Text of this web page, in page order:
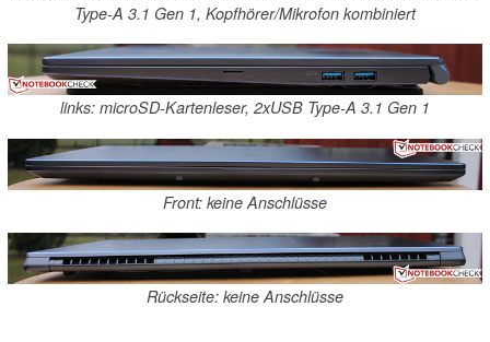
Type-A 3.1 Gen 1, Kopfhörer/Mikrofon kombiniert
links: microSD-Kartenleser, 2xUSB Type-A 3.1 Gen 1
Front: keine Anschlüsse
Rückseite: keine Anschlüsse